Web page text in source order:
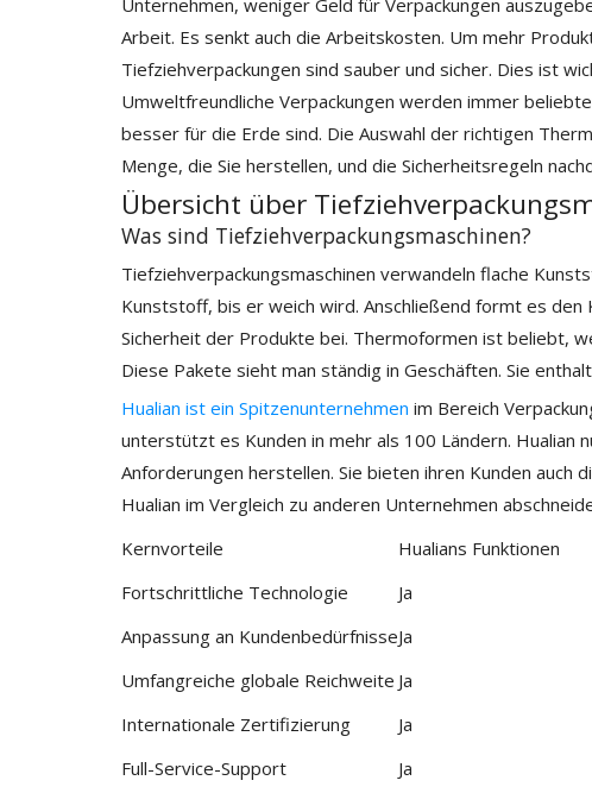
Unternehmen, weniger Geld für Verpackungen
Arbeit. Es senkt auch die Arbeitskosten. Um mehr
Tiefziehverpackungen sind sauber und sicher. Dies ist
Umweltfreundliche Verpackungen werden immer
besser für die Erde sind. Die Auswahl der richtigen
Menge, die Sie herstellen, und die Sicherheitsregeln
Übersicht über
Was sind Tiefziehverpackungsmaschinen?
Tiefziehverpackungsmaschinen verwandeln flache
Kunststoff, bis er weich wird. Anschließend formt es
Sicherheit der Produkte bei. Thermoformen ist beliebt,
Diese Pakete sieht man ständig in Geschäften. Sie
Hualian ist ein Spitzenunternehmen im Bereich
unterstützt es Kunden in mehr als 100 Ländern. Hualian
Anforderungen herstellen. Sie bieten ihren Kunden auch
Hualian im Vergleich zu anderen Unternehmen
Kernvorteile
Hualians Funktionen
Fortschrittliche Technologie
Ja
Anpassung an KundenbedürfnisseJa
Umfangreiche globale Reichweite Ja
Internationale Zertifizierung
Ja
Full-Service-Support
Ja